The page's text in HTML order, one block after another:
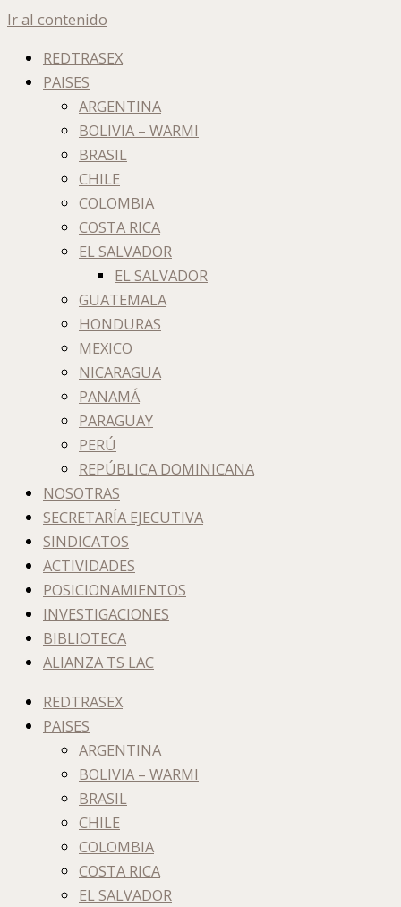
Ir al contenido
REDTRASEX
PAISES
ARGENTINA
BOLIVIA – WARMI
BRASIL
CHILE
COLOMBIA
COSTA RICA
EL SALVADOR
EL SALVADOR
GUATEMALA
HONDURAS
MEXICO
NICARAGUA
PANAMÁ
PARAGUAY
PERÚ
REPÚBLICA DOMINICANA
NOSOTRAS
SECRETARÍA EJECUTIVA
SINDICATOS
ACTIVIDADES
POSICIONAMIENTOS
INVESTIGACIONES
BIBLIOTECA
ALIANZA TS LAC
REDTRASEX
PAISES
ARGENTINA
BOLIVIA – WARMI
BRASIL
CHILE
COLOMBIA
COSTA RICA
EL SALVADOR